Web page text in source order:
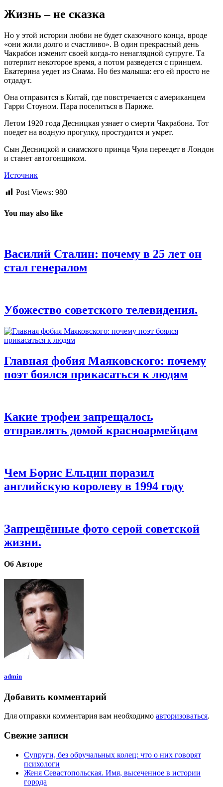
Жизнь – не сказка
Но у этой истории любви не будет сказочного конца, вроде
«они жили долго и счастливо». В один прекрасный день
Чакрабон изменит своей когда-то ненаглядной супруге. Та
потерпит некоторое время, а потом разведется с принцем.
Екатерина уедет из Сиама. Но без малыша: его ей просто не
отдадут.
Она отправится в Китай, где повстречается с американцем
Гарри Стоуном. Пара поселиться в Париже.
Летом 1920 года Десницкая узнает о смерти Чакрабона. Тот
поедет на водную прогулку, простудится и умрет.
Сын Десницкой и сиамского принца Чула переедет в Лондон
и станет автогонщиком.
Источник
Post Views: 980
You may also like
Василий Сталин: почему в 25 лет он
стал генералом
Убожество советского телевидения.
Главная фобия Маяковского: почему
поэт боялся прикасаться к людям
Какие трофеи запрещалось
отправлять домой красноармейцам
Чем Борис Ельцин поразил
английскую королеву в 1994 году
Запрещённые фото серой советской
жизни.
Об Авторе
admin
Добавить комментарий
Для отправки комментария вам необходимо авторизоваться.
Свежие записи
Супруги, без обручальных колец: что о них говорят
психологи
Женя Севастопольская. Имя, высеченное в истории
города